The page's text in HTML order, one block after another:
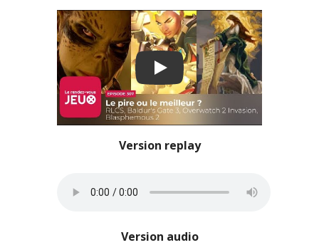
Play
Version replay
Version audio